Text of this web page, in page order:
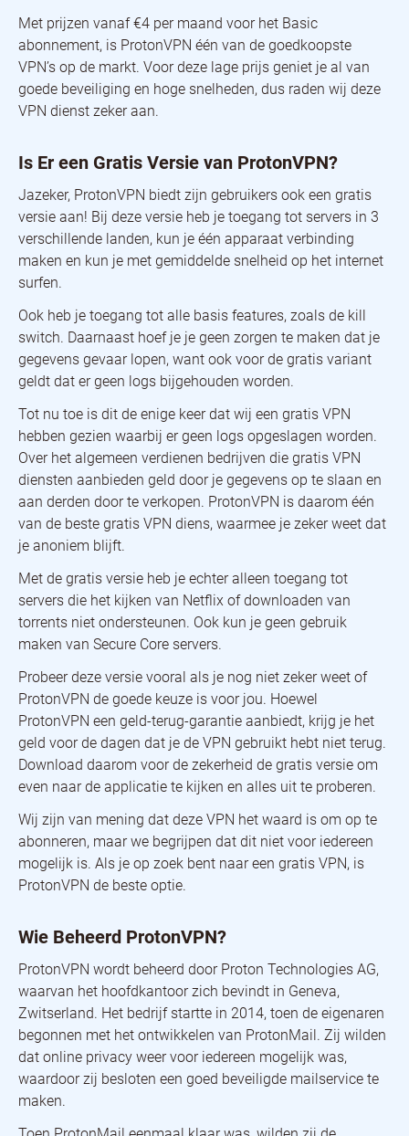
Met prijzen vanaf €4 per maand voor het Basic
abonnement, is ProtonVPN één van de goedkoopste
VPN’s op de markt. Voor deze lage prijs geniet je al van
goede beveiliging en hoge snelheden, dus raden wij deze
VPN dienst zeker aan.
Is Er een Gratis Versie van ProtonVPN?
Jazeker, ProtonVPN biedt zijn gebruikers ook een gratis
versie aan! Bij deze versie heb je toegang tot servers in 3
verschillende landen, kun je één apparaat verbinding
maken en kun je met gemiddelde snelheid op het internet
surfen.
Ook heb je toegang tot alle basis features, zoals de kill
switch. Daarnaast hoef je je geen zorgen te maken dat je
gegevens gevaar lopen, want ook voor de gratis variant
geldt dat er geen logs bijgehouden worden.
Tot nu toe is dit de enige keer dat wij een gratis VPN
hebben gezien waarbij er geen logs opgeslagen worden.
Over het algemeen verdienen bedrijven die gratis VPN
diensten aanbieden geld door je gegevens op te slaan en
aan derden door te verkopen. ProtonVPN is daarom één
van de beste gratis VPN diens, waarmee je zeker weet dat
je anoniem blijft.
Met de gratis versie heb je echter alleen toegang tot
servers die het kijken van Netflix of downloaden van
torrents niet ondersteunen. Ook kun je geen gebruik
maken van Secure Core servers.
Probeer deze versie vooral als je nog niet zeker weet of
ProtonVPN de goede keuze is voor jou. Hoewel
ProtonVPN een geld-terug-garantie aanbiedt, krijg je het
geld voor de dagen dat je de VPN gebruikt hebt niet terug.
Download daarom voor de zekerheid de gratis versie om
even naar de applicatie te kijken en alles uit te proberen.
Wij zijn van mening dat deze VPN het waard is om op te
abonneren, maar we begrijpen dat dit niet voor iedereen
mogelijk is. Als je op zoek bent naar een gratis VPN, is
ProtonVPN de beste optie.
Wie Beheerd ProtonVPN?
ProtonVPN wordt beheerd door Proton Technologies AG,
waarvan het hoofdkantoor zich bevindt in Geneva,
Zwitserland. Het bedrijf startte in 2014, toen de eigenaren
begonnen met het ontwikkelen van ProtonMail. Zij wilden
dat online privacy weer voor iedereen mogelijk was,
waardoor zij besloten een goed beveiligde mailservice te
maken.